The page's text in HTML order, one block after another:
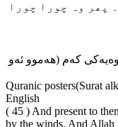
پھر وہ چورا چورا
که‌م (هه‌موو ئه‌و
Quranic posters(Surat
English
( 45 ) And present to
by the winds. And Allah